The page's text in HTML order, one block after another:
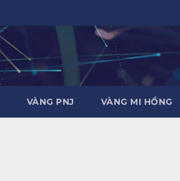
VÀNG PNJ VÀNG MI HỒNG